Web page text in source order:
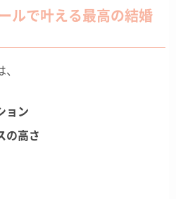
ルで叶える最高の結婚
ョン
の高さ